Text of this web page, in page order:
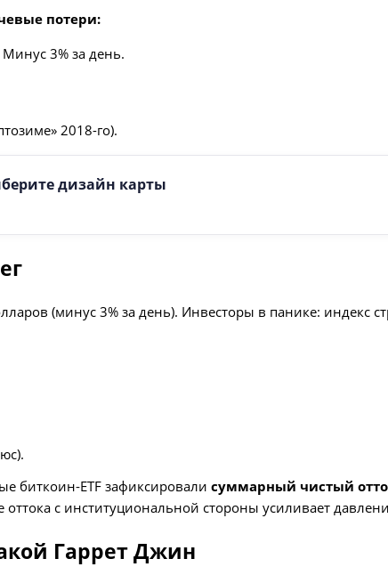
потери:
Минус 3% за день.
2018-го).
дизайн карты
(минус 3% за день). Инвесторы в панике: индекс
биткоин‑ETF зафиксировалисуммарный чистый
с институциональной стороны усиливает
Гаррет Джин